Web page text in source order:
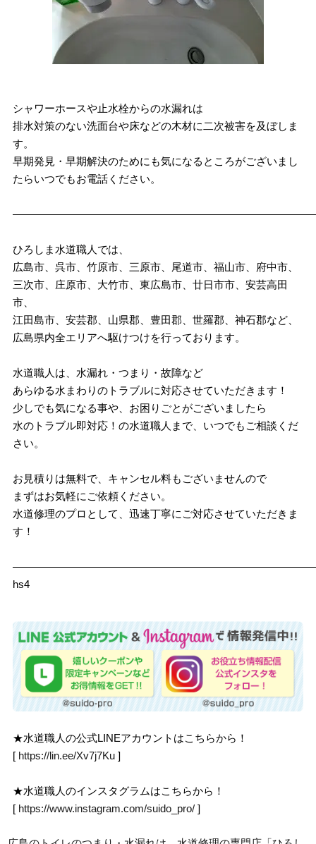
シャワーホースや止水栓からの水漏れは
排水対策のない洗面台や床などの木材に二次被害を及ぼしま
す。
早期発見・早期解決のためにも気になるところがございまし
たらいつでもお電話ください。
ひろしま水道職人では、
広島市、呉市、竹原市、三原市、尾道市、福山市、府中市、
三次市、庄原市、大竹市、東広島市、廿日市市、安芸高田
市、
江田島市、安芸郡、山県郡、豊田郡、世羅郡、神石郡など、
広島県内全エリアへ駆けつけを行っております。
水道職人は、水漏れ・つまり・故障など
あらゆる水まわりのトラブルに対応させていただきます！
少しでも気になる事や、お困りごとがございましたら
水のトラブル即対応！の水道職人まで、いつでもご相談くだ
さい。
お見積りは無料で、キャンセル料もございませんので
まずはお気軽にご依頼ください。
水道修理のプロとして、迅速丁寧にご対応させていただきま
す！
hs4
★水道職人の公式LINEアカウントはこちらから！
[ https://lin.ee/Xv7j7Ku ]
★水道職人のインスタグラムはこちらから！
[ https://www.instagram.com/suido_pro/ ]